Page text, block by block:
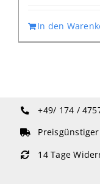
In den
+49/ 174 /
14 Tage